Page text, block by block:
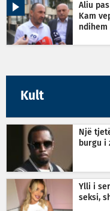
Aliu
Kam
Kult
Një
burgu i
Ylli i
seksi,